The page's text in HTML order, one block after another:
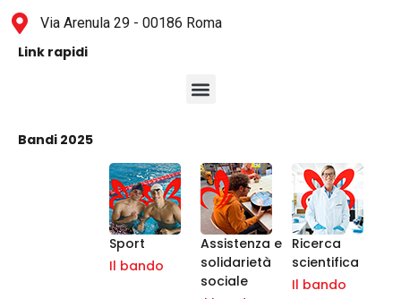
Via Arenula 29 - 00186 Roma
Link rapidi
Bandi 2025
Sport
Il bando
Assistenza e
solidarietà
sociale
Ricerca
scientifica
Il bando